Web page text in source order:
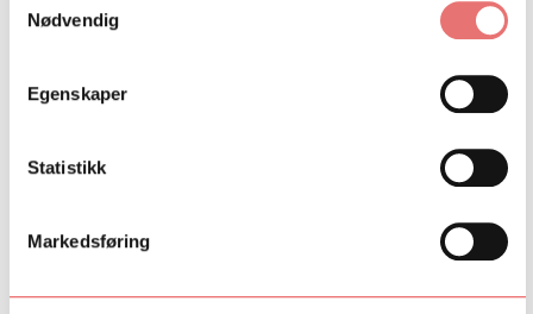
Nødvendig
Egenskaper
Statistikk
Markedsføring
Talent Forte
Talentprogrammet FORTE har fokus på talentutvikling
mulighet til å utvikle et ferdig kunstnerisk verk for barn og